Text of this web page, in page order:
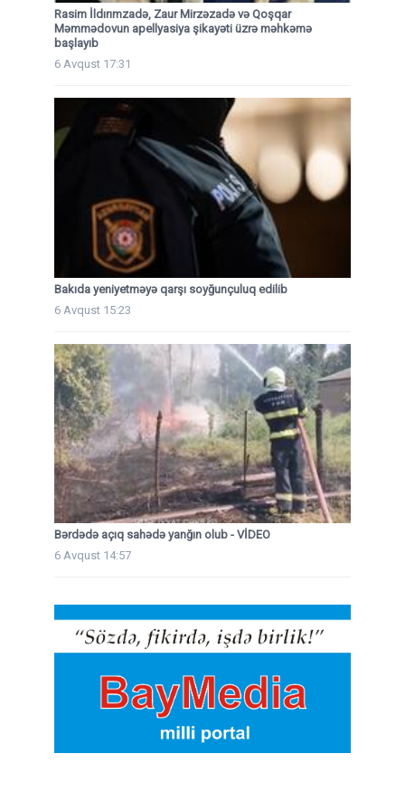
Rasim İldırımzadə, Zaur Mirzəzadə və Qoşqar
Məmmədovun apellyasiya şikayəti üzrə məhkəmə
başlayıb
6 Avqust 17:31
Bakıda yeniyetməyə qarşı soyğunçuluq edilib
6 Avqust 15:23
Bərdədə açıq sahədə yanğın olub - VİDEO
6 Avqust 14:57